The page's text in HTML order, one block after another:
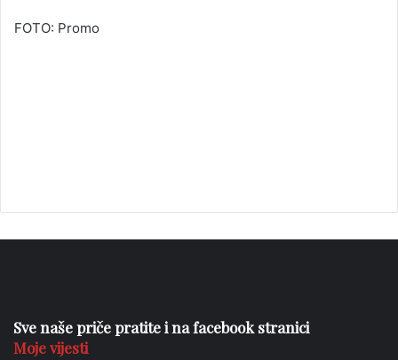
FOTO: Promo
Sve naše priče pratite i na facebook stranici
Moje vijesti